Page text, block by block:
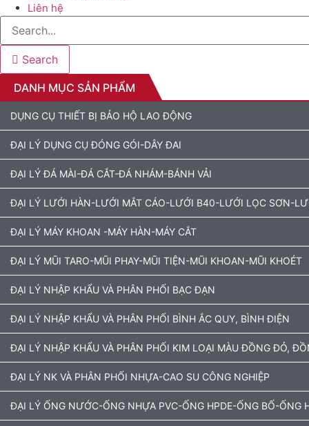
Liên hệ
Search
DANH MỤC SẢN PHẨM
DỤNG CỤ THIẾT BỊ BẢO HỘ LAO ĐỘNG
ĐẠI LÝ DỤNG CỤ ĐÓNG GÓI-DÂY ĐAI
ĐẠI LÝ ĐÁ MÀI-ĐÁ CẮT-ĐÁ NHÁM-BÁNH VẢI
ĐẠI LÝ LƯỚI HÀN-LƯỚI MẮT CÁO-LƯỚI B40-LƯỚI LỌC SƠN-
ĐẠI LÝ MÁY KHOAN -MÁY HÀN-MÁY CẮT
ĐẠI LÝ MŨI TARO-MŨI PHAY-MŨI TIỆN-MŨI KHOAN-MŨI KHOÉT
ĐẠI LÝ NHẬP KHẨU VÀ PHÂN PHỐI BẠC ĐẠN
ĐẠI LÝ NHẬP KHẨU VÀ PHÂN PHỐI BÌNH ẮC QUY, BÌNH ĐIỆN
ĐẠI LÝ NHẬP KHẨU VÀ PHÂN PHỐI KIM LOẠI MÀU ĐỒNG ĐỎ,
ĐẠI LÝ NK VÀ PHÂN PHỐI NHỰA-CAO SU CÔNG NGHIỆP
ĐẠI LÝ ỐNG NƯỚC-ỐNG NHỰA PVC-ỐNG HPDE-ỐNG BỐ-ỐNG